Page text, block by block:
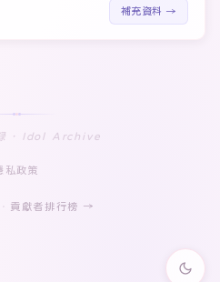
補充資料 →
· Idol Archive
私政策
貢獻者排行榜 →